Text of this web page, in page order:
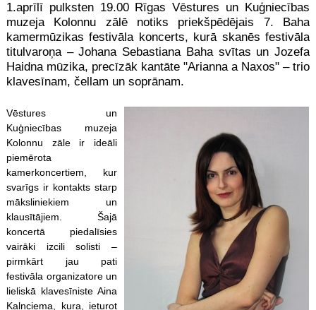
1.aprīlī pulksten 19.00 Rīgas Vēstures un Kuģniecības
muzeja Kolonnu zālē notiks priekšpēdējais 7. Baha
kamermūzikas festivāla koncerts, kurā skanēs festivāla
titulvaroņa – Johana Sebastiana Baha svītas un Jozefa
Haidna mūzika, precīzāk kantāte "Arianna a Naxos" – trio
klavesīnam, čellam un soprānam.
Vēstures un
Kuģniecības muzeja
Kolonnu zāle ir ideāli
piemērota
kamerkoncertiem, kur
svarīgs ir kontakts starp
māksliniekiem un
klausītājiem. Šajā
koncertā piedalīsies
vairāki izcili solisti –
pirmkārt jau pati
festivāla organizatore un
lieliskā klavesīniste Aina
Kalnciema, kura, ieturot